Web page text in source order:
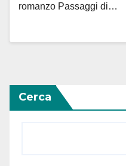
romanzo Passaggi di…
Cerca